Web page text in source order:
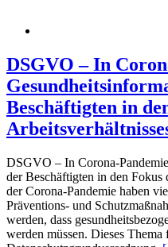
DSGVO – In
Beschäftigten in
DSGVO – In Corona-
der Beschäftigten in den Fokus
der Corona-Pandemie haben
Präventions- und
werden, dass
werden müssen. Dieses